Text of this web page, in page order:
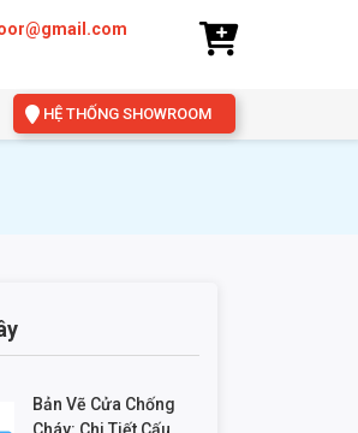
HỆ THỐNG SHOWROOM
Bản Vẽ Cửa Chống